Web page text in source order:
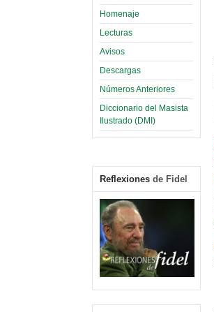
Homenaje
Lecturas
Avisos
Descargas
Números Anteriores
Diccionario del Masista
Ilustrado (DMI)
Reflexiones de Fidel